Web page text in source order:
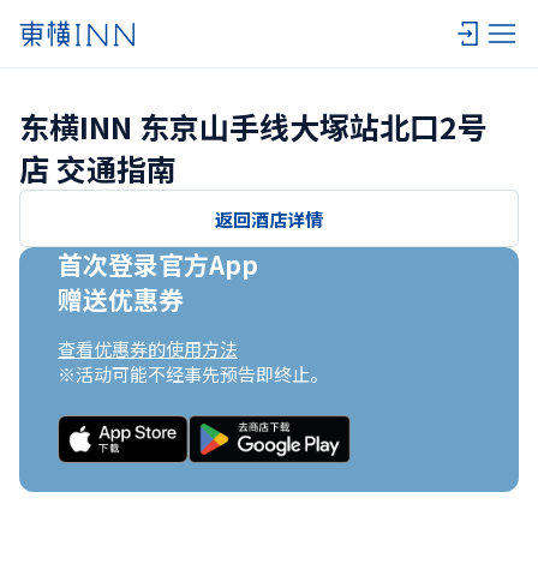
东横INN 东京山手线大塚站北口2号
店 交通指南
返回酒店详情
首次登录官方App
赠送优惠券
查看优惠券的使用方法
※活动可能不经事先预告即终止。